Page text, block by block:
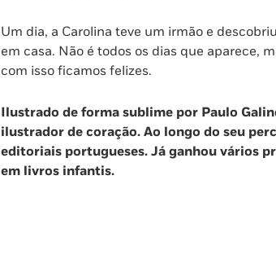
Um dia, a Carolina teve um irmão e
em casa. Não é todos os dias que aparece,
com isso ficamos felizes.
Ilustrado de forma sublime por Paulo
ilustrador de coração. Ao longo do seu
editoriais portugueses. Já ganhou vários
em livros infantis.